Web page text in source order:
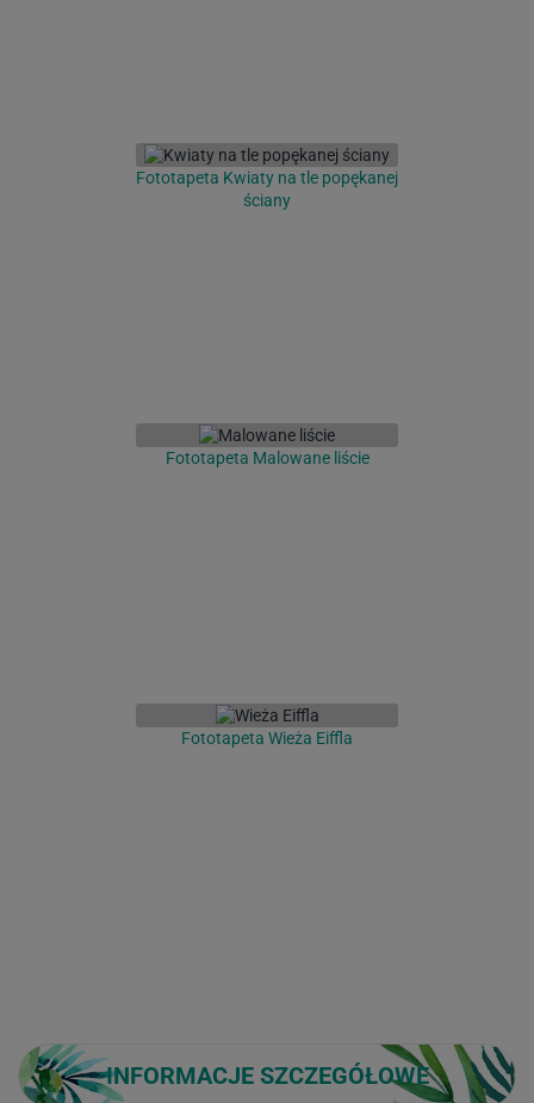
Fototapeta Kwiaty na tle popękanej
ściany
Fototapeta Malowane liście
Fototapeta Wieża Eiffla
INFORMACJE SZCZEGÓŁOWE